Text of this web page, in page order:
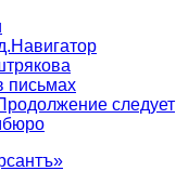
письмах
следует